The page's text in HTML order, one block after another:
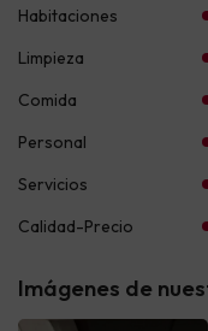
Imágenes de